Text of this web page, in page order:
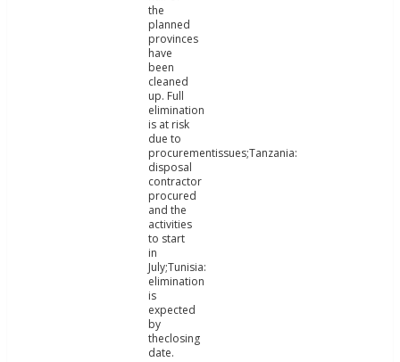
the
planned
provinces
have
been
cleaned
up. Full
elimination
is at risk
due to
procurementissues;Tanzania:
disposal
contractor
procured
and the
activities
to start
in
July;Tunisia:
elimination
is
expected
by
theclosing
date.